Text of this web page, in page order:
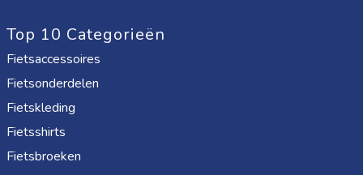
Top 10 Categorieën
Fietsaccessoires
Fietsonderdelen
Fietskleding
Fietsshirts
Fietsbroeken